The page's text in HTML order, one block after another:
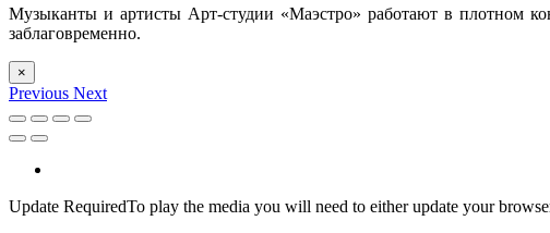
Музыканты и артисты Арт-студии «Маэстро» работают в плотном
заблаговременно.
×
Previous Next
Update RequiredTo play the media you will need to either update your